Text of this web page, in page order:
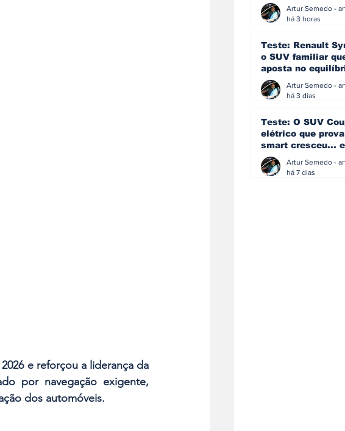
e reforçou a liderança da
por navegação exigente,
dos automóveis.
eficiência e
simplicidade
há 3 horas
Teste: Renault
o SUV familiar
aposta no
ainda acredita na
manualhá 3 dias
Teste: O SUV
elétrico que
smart cresceu... e
amadureceu
há 7 dias